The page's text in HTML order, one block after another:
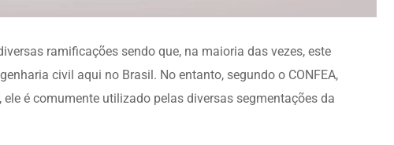
ramificações sendo que, na maioria das vezes, este
civil aqui no Brasil. No entanto, segundo o CONFEA,
é comumente utilizado pelas diversas segmentações da